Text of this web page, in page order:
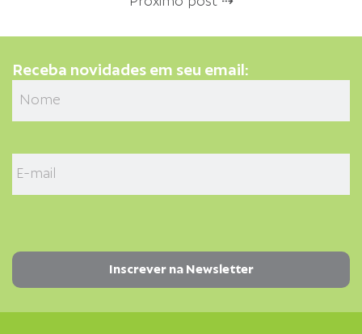
Receba novidades em seu email: